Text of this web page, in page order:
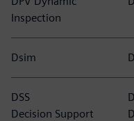
Inspection
Dsim
DSS
Decision Support